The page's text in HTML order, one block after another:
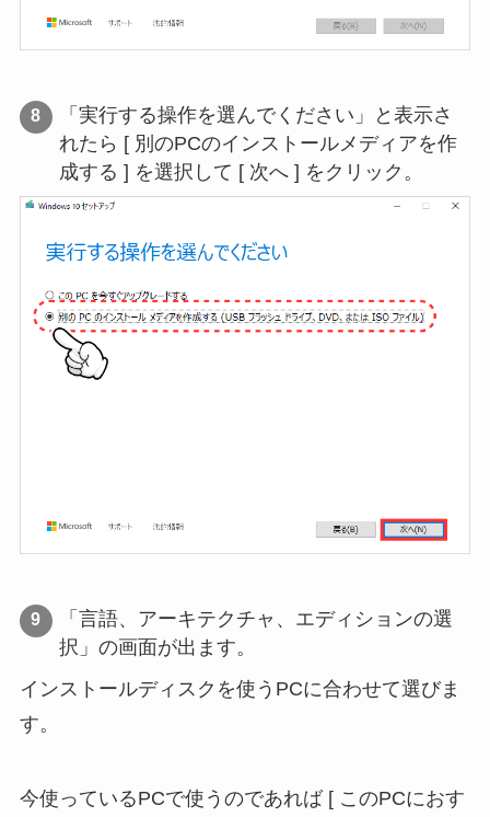
「実行する操作を選んでください」と表示さ
れたら [ 別のPCのインストールメディアを作
成する ] を選択して [ 次へ ] をクリック。
「言語、アーキテクチャ、エディションの選
択」の画面が出ます。
インストールディスクを使うPCに合わせて選びま
す。
今使っているPCで使うのであれば [ このPCにおす